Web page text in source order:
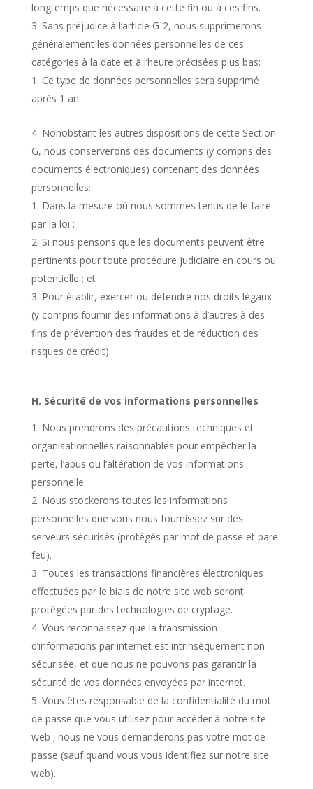
longtemps que nécessaire à cette fin ou à ces fins.
Sans préjudice à l’article G-2, nous supprimerons
généralement les données personnelles de ces
catégories à la date et à l’heure précisées plus bas:
Ce type de données personnelles sera supprimé
après 1 an.
Nonobstant les autres dispositions de cette Section
G, nous conserverons des documents (y compris des
documents électroniques) contenant des données
personnelles:
Dans la mesure où nous sommes tenus de le faire
par la loi ;
Si nous pensons que les documents peuvent être
pertinents pour toute procédure judiciaire en cours ou
potentielle ; et
Pour établir, exercer ou défendre nos droits légaux
(y compris fournir des informations à d’autres à des
fins de prévention des fraudes et de réduction des
risques de crédit).
H. Sécurité de vos informations personnelles
Nous prendrons des précautions techniques et
organisationnelles raisonnables pour empêcher la
perte, l’abus ou l’altération de vos informations
personnelle.
Nous stockerons toutes les informations
personnelles que vous nous fournissez sur des
serveurs sécurisés (protégés par mot de passe et pare-
feu).
Toutes les transactions financières électroniques
effectuées par le biais de notre site web seront
protégées par des technologies de cryptage.
Vous reconnaissez que la transmission
d’informations par internet est intrinsèquement non
sécurisée, et que nous ne pouvons pas garantir la
sécurité de vos données envoyées par internet.
Vous êtes responsable de la confidentialité du mot
de passe que vous utilisez pour accéder à notre site
web ; nous ne vous demanderons pas votre mot de
passe (sauf quand vous vous identifiez sur notre site
web).